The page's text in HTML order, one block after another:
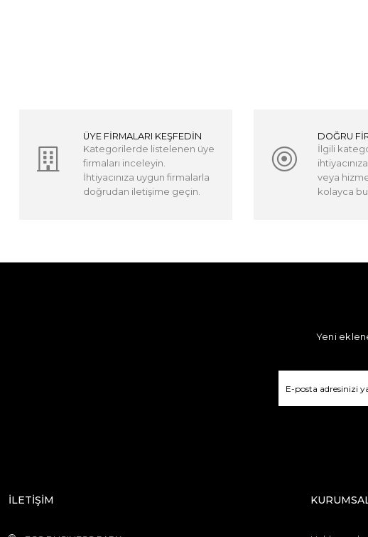
ÜYE FİRMALARI KEŞFEDİN
Kategorilerde listelenen üye
firmaları inceleyin.
İhtiyacınıza uygun firmalarla
doğrudan iletişime geçin.
DOĞRU
İlgili
veya
kolayca
Yeni
İLETİŞİM